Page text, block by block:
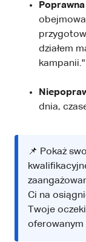
działem
kampanii."
dnia,
📌 Pokaż
Ci na
Twoje
oferowanym